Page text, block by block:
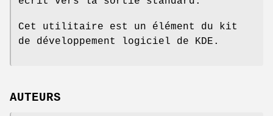
Cet utilitaire est un élément du kit
de développement logiciel de KDE.
AUTEURS